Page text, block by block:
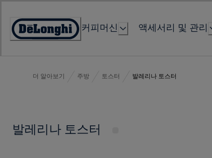
Content
Accessibility
커피머신 액세서리 및 관리
더 알아보기 주방 토스터 발레리나 토스터
발레리나 토스터